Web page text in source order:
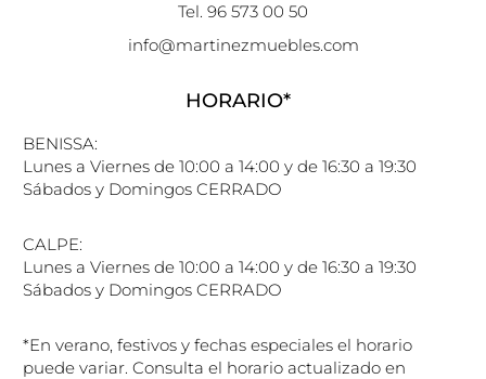
Tel. 96 573 00 50
info@martinezmuebles.com
HORARIO*
BENISSA:
Lunes a Viernes de 10:00 a 14:00 y de 16:30 a 19:30
Sábados y Domingos CERRADO
CALPE:
Lunes a Viernes de 10:00 a 14:00 y de 16:30 a 19:30
Sábados y Domingos CERRADO
*En verano, festivos y fechas especiales el horario
puede variar. Consulta el horario actualizado en